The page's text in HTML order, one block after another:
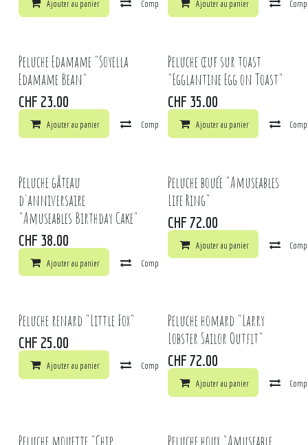
Ajouter au panier Comparer Ajouter à la liste de souhaits
Ajouter au panier
Peluche Edamame "Soyella
Edamame Bean"
CHF 23.00
Ajouter au panier Comparer Ajouter à la liste de souhaits
Peluche œuf sur toast
"Egglantine Egg on Toast"
CHF 35.00
Ajouter au panier
Peluche gâteau
d'anniversaire
"Amuseables Birthday Cake"
CHF 38.00
Ajouter au panier Comparer
Peluche bouée "Amuseables
Life Ring"
CHF 72.00
Ajouter au panier
Peluche renard "Little Fox"
CHF 25.00
Ajouter au panier Comparer Ajouter à la liste de souhaits
Peluche homard "Larry
Lobster Sailor Outfit"
CHF 72.00
Ajouter au panier
Peluche mouette "Chip
Peluche houx "Amuseable